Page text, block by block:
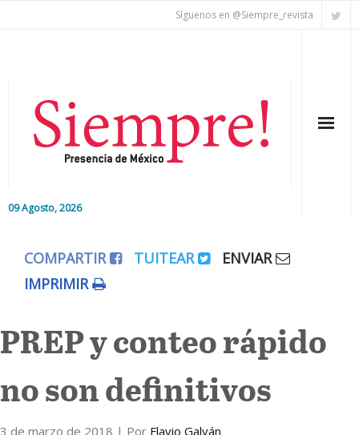
Síguenos en @Siempre_revista
09 Agosto, 2026
Editorial
Colaboradores
Internacional
COMPARTIR TUITEAR
ENVIAR
IMPRIMIR
PREP y conteo rápido
no son definitivos
3 de marzo de 2018 | Por Flavio Galván